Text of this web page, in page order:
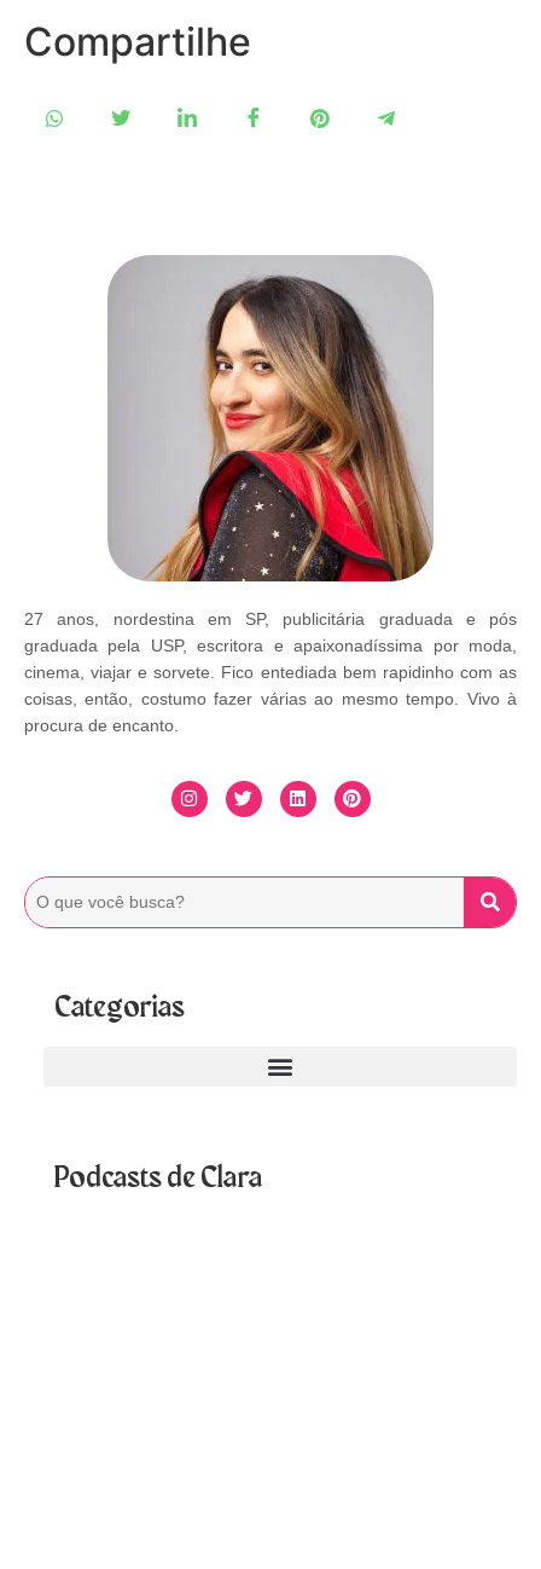
Compartilhe
27 anos, nordestina em SP, publicitária graduada e pós
graduada pela USP, escritora e apaixonadíssima por moda,
cinema, viajar e sorvete. Fico entediada bem rapidinho com as
coisas, então, costumo fazer várias ao mesmo tempo. Vivo à
procura de encanto.
Categorias
Podcasts de Clara